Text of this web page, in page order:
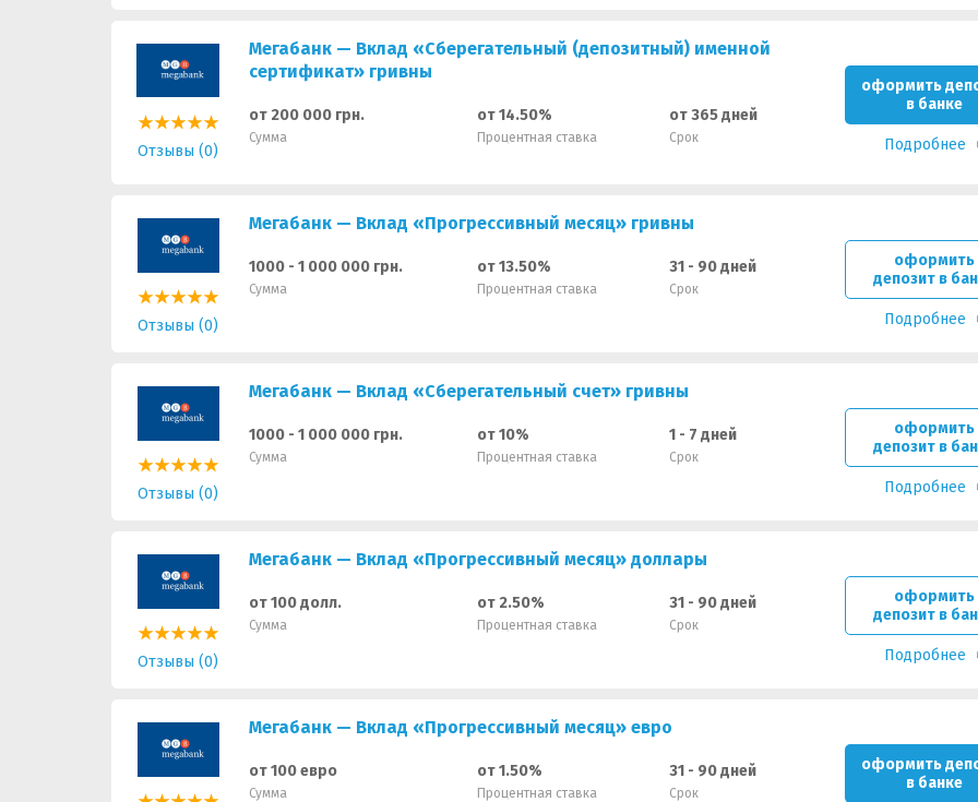
Отзывы (0)
Мегабанк — Вклад «Сберегательный (депозитный) именной
сертификат» гривны
от 200 000 грн.
Сумма
от 14.50%
Процентная ставка
от 365 дней
Срок
оформить
в банке
Подробнее
Отзывы (0)
Мегабанк — Вклад «Прогрессивный месяц» гривны
1000 - 1 000 000 грн.
Сумма
от 13.50%
Процентная ставка
31 - 90 дней
Срок
оформить
депозит в
Подробнее
Отзывы (0)
Мегабанк — Вклад «Сберегательный счет» гривны
1000 - 1 000 000 грн.
Сумма
от 10%
Процентная ставка
1 - 7 дней
Срок
оформить
депозит в
Подробнее
Отзывы (0)
Мегабанк — Вклад «Прогрессивный месяц» доллары
от 100 долл.
Сумма
от 2.50%
Процентная ставка
31 - 90 дней
Срок
оформить
депозит в
Подробнее
Мегабанк — Вклад «Прогрессивный месяц» евро
от 100 евро
Сумма
от 1.50%
Процентная ставка
31 - 90 дней
Срок
оформить
в банке